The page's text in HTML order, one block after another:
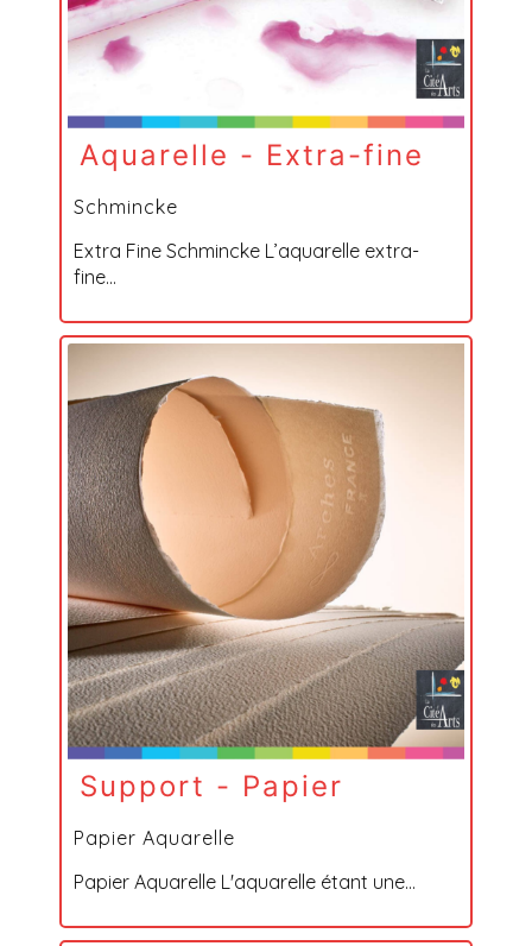
Aquarelle - Extra-fine
Schmincke
Extra Fine Schmincke L’aquarelle extra-
fine...
Support - Papier
Papier Aquarelle
Papier Aquarelle L'aquarelle étant une...